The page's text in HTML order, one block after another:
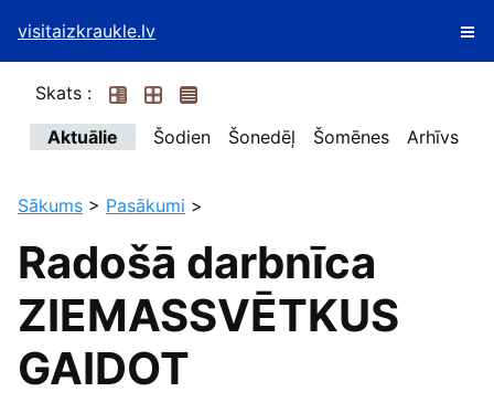
visitaizkraukle.lv
Skats :
Aktuālie
Šodien Šonedēļ Šomēnes Arhīvs
Sākums > Pasākumi >
Radošā darbnīca
ZIEMASSVĒTKUS
GAIDOT